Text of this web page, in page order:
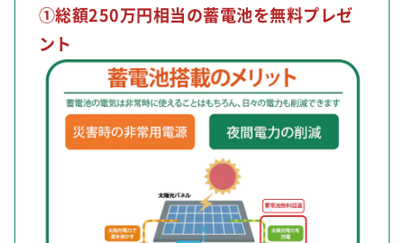
①総額250万円相当の蓄電池を無料プレゼ
ント